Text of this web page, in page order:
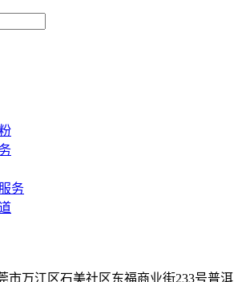
务
市万江区石美社区东福商业街233号普洱